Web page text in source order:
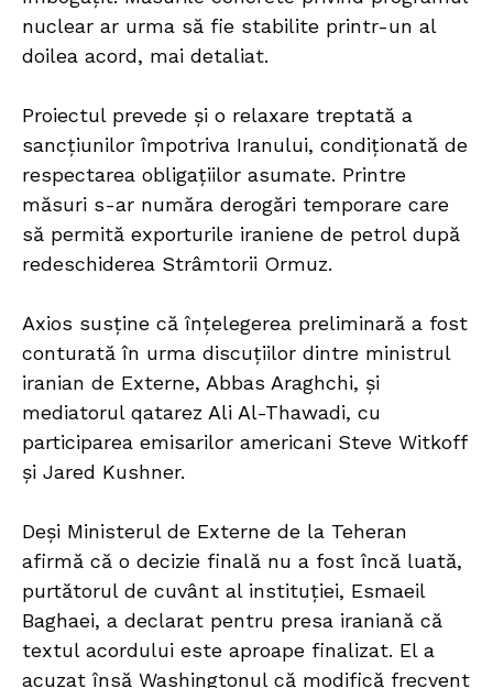
nuclear ar urma să fie stabilite printr-un al
doilea acord, mai detaliat.
Proiectul prevede și o relaxare treptată a
sancțiunilor împotriva Iranului, condiționată de
respectarea obligațiilor asumate. Printre
măsuri s-ar număra derogări temporare care
să permită exporturile iraniene de petrol după
redeschiderea Strâmtorii Ormuz.
Axios susține că înțelegerea preliminară a fost
conturată în urma discuțiilor dintre ministrul
iranian de Externe, Abbas Araghchi, și
mediatorul qatarez Ali Al-Thawadi, cu
participarea emisarilor americani Steve Witkoff
și Jared Kushner.
Deși Ministerul de Externe de la Teheran
afirmă că o decizie finală nu a fost încă luată,
purtătorul de cuvânt al instituției, Esmaeil
Baghaei, a declarat pentru presa iraniană că
textul acordului este aproape finalizat. El a
acuzat însă Washingtonul că modifică frecvent